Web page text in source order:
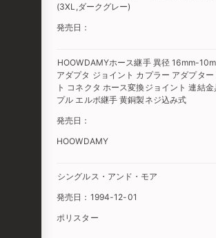
(3XL,ダークグレー)
発売日：
HOOWDAMYホース継手 異径 16mm-
アダプタ ジョイント カプラー アダプター
ト コネクタ ホース変換ジョイント 連結
プル エルボ継手 黄銅製‌ネジ込み式‌
発売日：
HOOWDAMY
シングルス・アンド・モア
発売日：1994-12-01
ポリスター